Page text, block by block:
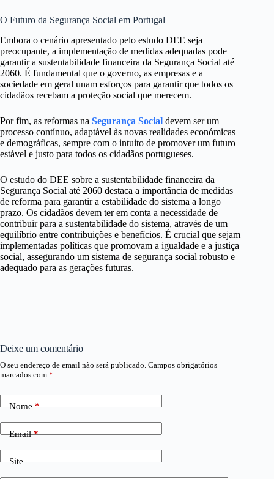
O Futuro da Segurança Social em Portugal
Embora o cenário apresentado pelo estudo DEE seja
preocupante, a implementação de medidas adequadas pode
garantir a sustentabilidade financeira da Segurança Social até
2060. É fundamental que o governo, as empresas e a
sociedade em geral unam esforços para garantir que todos os
cidadãos recebam a proteção social que merecem.
Por fim, as reformas na Segurança Social devem ser um
processo contínuo, adaptável às novas realidades económicas
e demográficas, sempre com o intuito de promover um futuro
estável e justo para todos os cidadãos portugueses.
O estudo do DEE sobre a sustentabilidade financeira da
Segurança Social até 2060 destaca a importância de medidas
de reforma para garantir a estabilidade do sistema a longo
prazo. Os cidadãos devem ter em conta a necessidade de
contribuir para a sustentabilidade do sistema, através de um
equilíbrio entre contribuições e benefícios. É crucial que sejam
implementadas políticas que promovam a igualdade e a justiça
social, assegurando um sistema de segurança social robusto e
adequado para as gerações futuras.
Deixe um comentário
O seu endereço de email não será publicado. Campos obrigatórios
marcados com *
Nome*
Email*
Site